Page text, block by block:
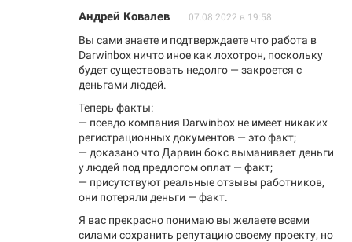
Андрей Ковалев 07.08.2022 в 19:58
Вы сами знаете и подтверждаете что работа в
Darwinbox ничто иное как лохотрон, поскольку
будет существовать недолго — закроется с
деньгами людей.
Теперь факты:
— псевдо компания Darwinbox не имеет никаких
регистрационных документов — это факт;
— доказано что Дарвин бокс выманивает деньги
у людей под предлогом оплат — факт;
— присутствуют реальные отзывы работников,
они потеряли деньги — факт.
Я вас прекрасно понимаю вы желаете всеми
силами сохранить репутацию своему проекту, но